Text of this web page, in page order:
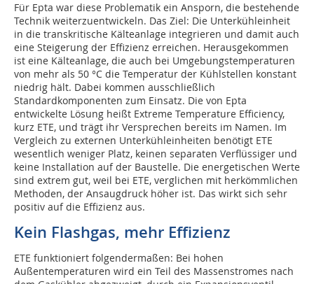
Für Epta war diese Problematik ein Ansporn, die bestehende
Technik weiterzuentwickeln. Das Ziel: Die Unterkühleinheit
in die transkritische Kälteanlage integrieren und damit auch
eine Steigerung der Effizienz erreichen. Herausgekommen
ist eine Kälteanlage, die auch bei Umgebungstemperaturen
von mehr als 50 °C die Temperatur der Kühlstellen konstant
niedrig hält. Dabei kommen ausschließlich
Standardkomponenten zum Einsatz. Die von Epta
entwickelte Lösung heißt Extreme Temperature Efficiency,
kurz ETE, und trägt ihr Versprechen bereits im Namen. Im
Vergleich zu externen Unterkühleinheiten benötigt ETE
wesentlich weniger Platz, keinen separaten Verflüssiger und
keine Installation auf der Baustelle. Die energetischen Werte
sind extrem gut, weil bei ETE, verglichen mit herkömmlichen
Methoden, der Ansaugdruck höher ist. Das wirkt sich sehr
positiv auf die Effizienz aus.
Kein Flashgas, mehr Effizienz
ETE funktioniert folgendermaßen: Bei hohen
Außentemperaturen wird ein Teil des Massenstromes nach